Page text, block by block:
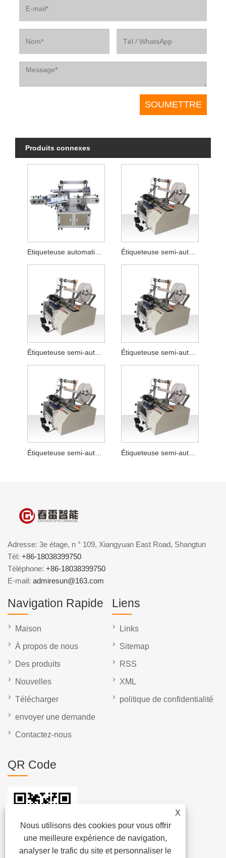
Produits connexes
Etiqueteuse automatique à colle
Étiqueteuse semi-automatique pour tuyau de nettoyant facial plat
Étiqueteuse semi-automatique pour sauce chili
X
Nous utilisons des cookies pour vous offrir
une meilleure expérience de navigation,
analyser le trafic du site et personnaliser le
Adresse: 3e étage, n ° 109, Xiangyuan East Road, Shangtun
Tél: +86-18038399750
Téléphone: +86-18038399750
E-mail: admiresun@163.com
Navigation Rapide
Maison
À propos de nous
Des produits
Nouvelles
Télécharger
envoyer une demande
Contactez-nous
Liens
Links
Sitemap
RSS
XML
politique de confidentialité
QR Code